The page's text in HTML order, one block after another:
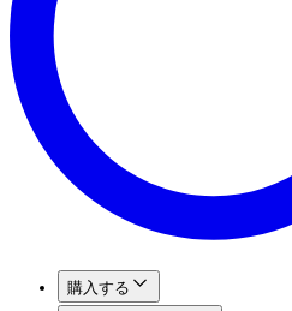
購入する